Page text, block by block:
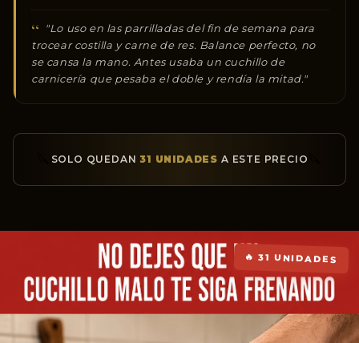
"Lo uso en las parrilladas del fin de semana para
trocear costilla y carne de res. Balance perfecto, no
se cansa la mano. Antes usaba un cuchillo de
carnicería que pesaba el doble y rendía la mitad."
SOLO QUEDAN 31 UNIDADES A ESTE PRECIO
🔥 31 UNIDADES